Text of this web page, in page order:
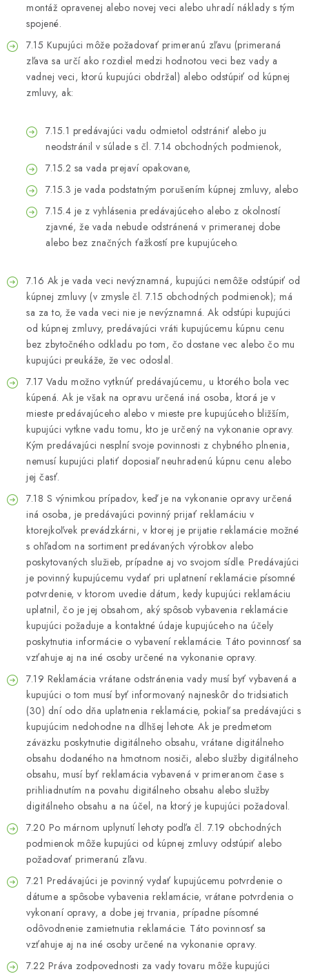
montáž opravenej alebo novej veci alebo uhradí náklady s tým
spojené.
7.15 Kupujúci môže požadovať primeranú zľavu (primeraná
zľava sa určí ako rozdiel medzi hodnotou veci bez vady a
vadnej veci, ktorú kupujúci obdržal) alebo odstúpiť od kúpnej
zmluvy, ak:
7.15.1 predávajúci vadu odmietol odstrániť alebo ju
neodstránil v súlade s čl. 7.14 obchodných podmienok,
7.15.2 sa vada prejaví opakovane,
7.15.3 je vada podstatným porušením kúpnej zmluvy, alebo
7.15.4 je z vyhlásenia predávajúceho alebo z okolností
zjavné, že vada nebude odstránená v primeranej dobe
alebo bez značných ťažkostí pre kupujúceho.
7.16 Ak je vada veci nevýznamná, kupujúci nemôže odstúpiť od
kúpnej zmluvy (v zmysle čl. 7.15 obchodných podmienok); má
sa za to, že vada veci nie je nevýznamná. Ak odstúpi kupujúci
od kúpnej zmluvy, predávajúci vráti kupujúcemu kúpnu cenu
bez zbytočného odkladu po tom, čo dostane vec alebo čo mu
kupujúci preukáže, že vec odoslal.
7.17 Vadu možno vytknúť predávajúcemu, u ktorého bola vec
kúpená. Ak je však na opravu určená iná osoba, ktorá je v
mieste predávajúceho alebo v mieste pre kupujúceho bližším,
kupujúci vytkne vadu tomu, kto je určený na vykonanie opravy.
Kým predávajúci nesplní svoje povinnosti z chybného plnenia,
nemusí kupujúci platiť doposiaľ neuhradenú kúpnu cenu alebo
jej časť.
7.18 S výnimkou prípadov, keď je na vykonanie opravy určená
iná osoba, je predávajúci povinný prijať reklamáciu v
ktorejkoľvek prevádzkárni, v ktorej je prijatie reklamácie možné
s ohľadom na sortiment predávaných výrobkov alebo
poskytovaných služieb, prípadne aj vo svojom sídle. Predávajúci
je povinný kupujúcemu vydať pri uplatnení reklamácie písomné
potvrdenie, v ktorom uvedie dátum, kedy kupujúci reklamáciu
uplatnil, čo je jej obsahom, aký spôsob vybavenia reklamácie
kupujúci požaduje a kontaktné údaje kupujúceho na účely
poskytnutia informácie o vybavení reklamácie. Táto povinnosť sa
vzťahuje aj na iné osoby určené na vykonanie opravy.
7.19 Reklamácia vrátane odstránenia vady musí byť vybavená a
kupujúci o tom musí byť informovaný najneskôr do tridsiatich
(30) dní odo dňa uplatnenia reklamácie, pokiaľ sa predávajúci s
kupujúcim nedohodne na dlhšej lehote. Ak je predmetom
záväzku poskytnutie digitálneho obsahu, vrátane digitálneho
obsahu dodaného na hmotnom nosiči, alebo služby digitálneho
obsahu, musí byť reklamácia vybavená v primeranom čase s
prihliadnutím na povahu digitálneho obsahu alebo služby
digitálneho obsahu a na účel, na ktorý je kupujúci požadoval.
7.20 Po márnom uplynutí lehoty podľa čl. 7.19 obchodných
podmienok môže kupujúci od kúpnej zmluvy odstúpiť alebo
požadovať primeranú zľavu.
7.21 Predávajúci je povinný vydať kupujúcemu potvrdenie o
dátume a spôsobe vybavenia reklamácie, vrátane potvrdenia o
vykonaní opravy, a dobe jej trvania, prípadne písomné
odôvodnenie zamietnutia reklamácie. Táto povinnosť sa
vzťahuje aj na iné osoby určené na vykonanie opravy.
7.22 Práva zodpovednosti za vady tovaru môže kupujúci